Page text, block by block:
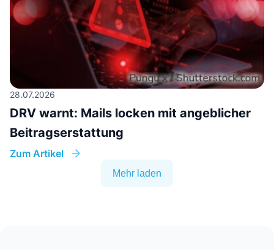
28.07.2026
DRV warnt: Mails locken mit angeblicher
Beitragserstattung
Zum Artikel
Mehr laden